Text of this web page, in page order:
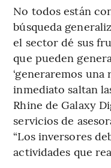
No todos están
búsqueda
el sector dé sus
que pueden
‘generaremos una
inmediato saltan
Rhine de Galaxy
servicios de
“Los inversores
actividades que